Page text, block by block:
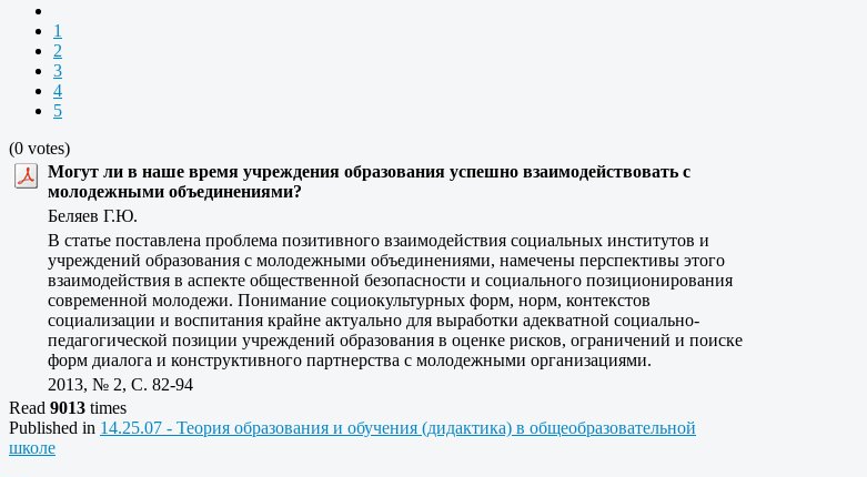
1
2
3
4
5
(0 votes)
Могут ли в наше время учреждения образования успешно взаимодействовать с
молодежными объединениями?
Беляев Г.Ю.
В статье поставлена проблема позитивного взаимодействия социальных институтов и
учреждений образования с молодежными объединениями, намечены перспективы этого
взаимодействия в аспекте общественной безопасности и социального позиционирования
современной молодежи. Понимание социокультурных форм, норм, контекстов
социализации и воспитания крайне актуально для выработки адекватной социально-
педагогической позиции учреждений образования в оценке рисков, ограничений и поиске
форм диалога и конструктивного партнерства с молодежными организациями.
2013, № 2, C. 82-94
Read 9013 times
Published in 14.25.07 - Теория образования и обучения (дидактика) в общеобразовательной
школе